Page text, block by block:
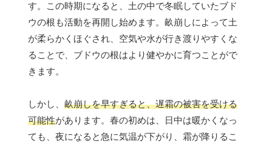
す。この時期になると、土の中で冬眠していたブド
ウの根も活動を再開し始めます。畝崩しによって土
が柔らかくほぐされ、空気や水が行き渡りやすくな
ることで、ブドウの根はより健やかに育つことがで
きます。
しかし、 畝崩しを早すぎると、遅霜の被害を受ける
可能性があります。春の初めは、日中は暖かくなっ
ても、夜になると急に気温が下がり、霜が降りるこ